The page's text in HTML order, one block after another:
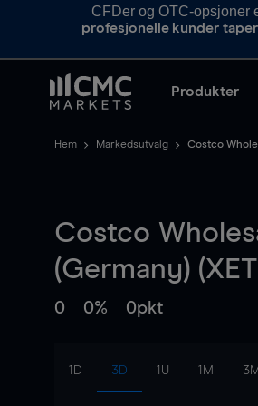
CFDer og OTC-opsjoner
profesjonelle kunder
Produkter
Hem Markedsutvalg Costco
Costco
(Germany)
0 0% 0pkt
1D 3D 1U 1M 3M